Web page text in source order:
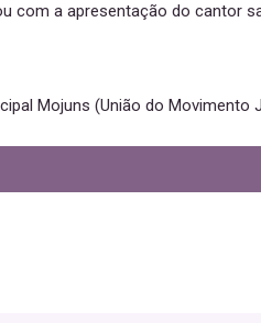
com a apresentação do cantor
Mojuns (União do